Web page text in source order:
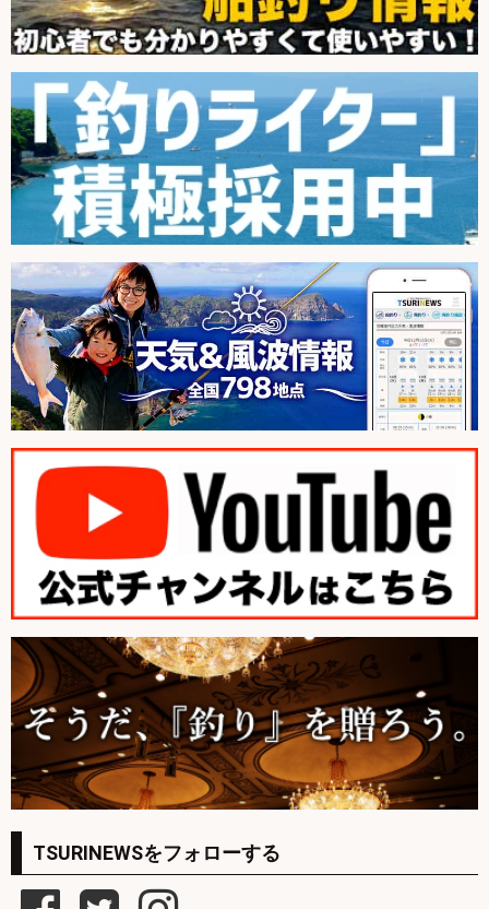
TSURINEWSをフォローする